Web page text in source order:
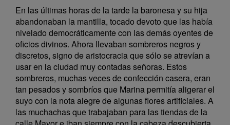
En las últimas horas de la tarde la baronesa y su hija
abandonaban la mantilla, tocado devoto que las había
nivelado democráticamente con las demás oyentes de
oficios divinos. Ahora llevaban sombreros negros y
discretos, signo de aristocracia que sólo se atrevían a
usar en la ciudad muy contadas señoras. Estos
sombreros, muchas veces de confección casera, eran
tan pesados y sombríos que Marina permitía aligerar el
suyo con la nota alegre de algunas flores artificiales. A
las muchachas que trabajaban para las tiendas de la